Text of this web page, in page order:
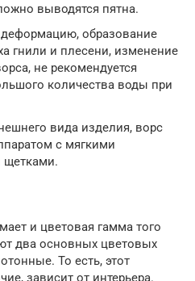
выводятся пятна.
образование
гнили и плесени, изменение
не рекомендуется
количества воды при
вида изделия, ворс
с мягкими
щетками.
и цветовая гамма того
два основных цветовых
То есть, этот
зависит от интерьера.